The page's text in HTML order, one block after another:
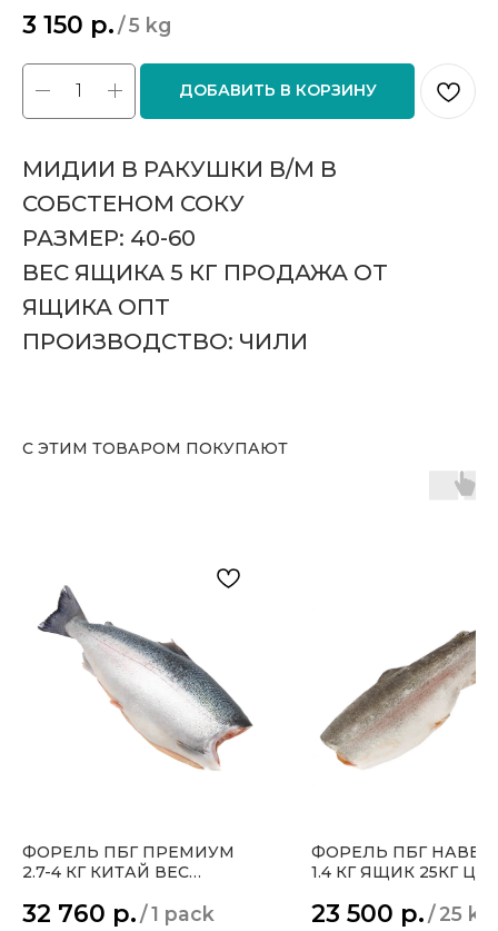
3 150 р./5 kg
ДОБАВИТЬ В КОРЗИНУ
МИДИИ В РАКУШКИ В/М В
СОБСТЕНОМ СОКУ
РАЗМЕР: 40-60
ВЕС ЯЩИКА 5 КГ ПРОДАЖА ОТ
ЯЩИКА ОПТ
ПРОИЗВОДСТВО: ЧИЛИ
С ЭТИМ ТОВАРОМ ПОКУПАЮТ
ФОРЕЛЬ ПБГ ПРЕМИУМ
2.7-4 КГ КИТАЙ ВЕС
1350 ЗА 1 КГ ОПТ
32 760 р./1 pack
ФОРЕЛЬ ПБГ
1.4 КГ ЯЩИК 25КГ
23 500 р./25 kg